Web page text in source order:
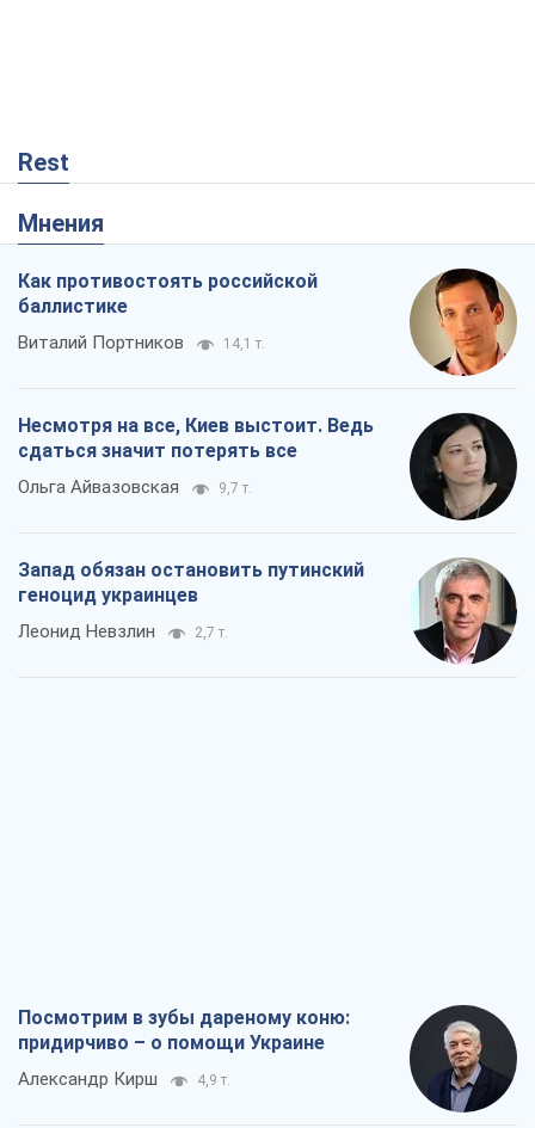
Rest
Мнения
Как противостоять российской
баллистике
Виталий Портников 14,1 т.
Несмотря на все, Киев выстоит. Ведь
сдаться значит потерять все
Ольга Айвазовская 9,7 т.
Запад обязан остановить путинский
геноцид украинцев
Леонид Невзлин 2,7 т.
Посмотрим в зубы дареному коню:
придирчиво – о помощи Украине
Александр Кирш 4,9 т.